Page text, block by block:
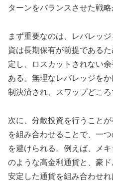
ターンをバランスさせた戦略
まず重要なのは、レバレッ
資は長期保有が前提である
定し、ロスカットされない
ある。無理なレバレッジを
制決済され、スワップどころ
次に、分散投資を行うこと
を組み合わせることで、一
を避けられる。例えば、メ
のような高金利通貨と、豪
安定した通貨を組み合わせ